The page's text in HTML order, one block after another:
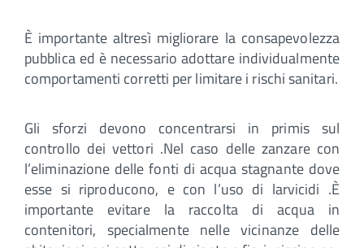
È importante altresì migliorare la consapevolezza
pubblica ed è necessario adottare individualmente
comportamenti corretti per limitare i rischi sanitari.
Gli sforzi devono concentrarsi in primis sul
controllo dei vettori .Nel caso delle zanzare con
l’eliminazione delle fonti di acqua stagnante dove
esse si riproducono, e con l’uso di larvicidi .È
importante evitare la raccolta di acqua in
contenitori, specialmente nelle vicinanze delle